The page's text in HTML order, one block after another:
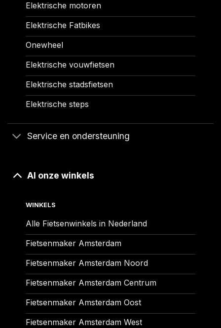
Elektrische motoren
Elektrische Fatbikes
Onewheel
Elektrische vouwfietsen
Elektrische stadsfietsen
Elektrische steps
Service en ondersteuning
Al onze winkels
WINKELS
Alle Fietsenwinkels in Nederland
Fietsenmaker Amsterdam
Fietsenmaker Amsterdam Noord
Fietsenmaker Amsterdam Centrum
Fietsenmaker Amsterdam Oost
Fietsenmaker Amsterdam West